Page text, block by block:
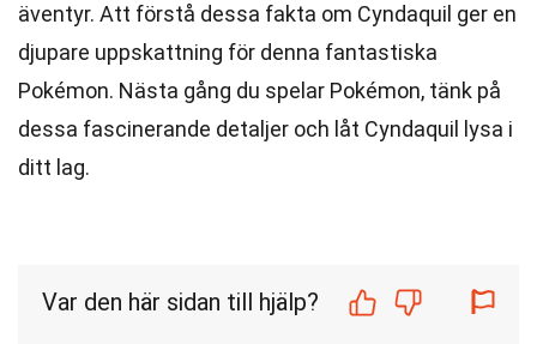
äventyr. Att förstå dessa fakta om Cyndaquil ger en
djupare uppskattning för denna fantastiska
Pokémon. Nästa gång du spelar Pokémon, tänk på
dessa fascinerande detaljer och låt Cyndaquil lysa i
ditt lag.
Var den här sidan till hjälp?